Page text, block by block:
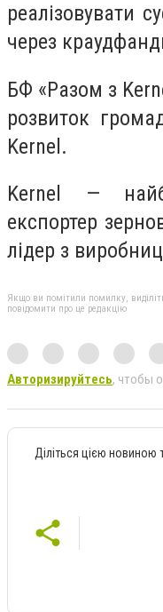
реалізовувати
через
БФ «Разом з
розвиток
Kernel.
Kernel —
експортер
лідер з
Якщо ви помітили помилку,
повідомити про це редакцію
Авторизируйтесь, чтобы
Діліться цією новиною